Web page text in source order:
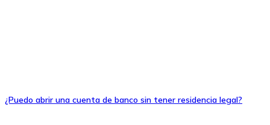
¿Puedo abrir una cuenta de banco sin tener residencia legal?